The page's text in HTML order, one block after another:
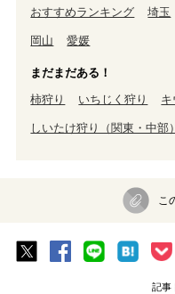
おすすめランキング
埼玉
岡山 愛媛
まだまだある！
柿狩り
いちじく狩り キ
しいたけ狩り（関東・中部）
こ
記事